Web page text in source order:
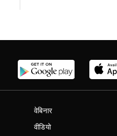
वेबिनार
वीडियो